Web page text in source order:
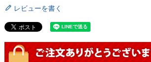
レビューを書く